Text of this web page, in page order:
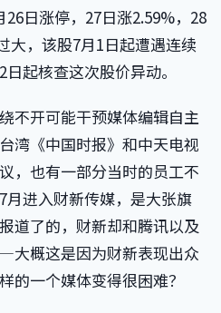
日涨停，27日涨2.59%，28
大，该股7月1日起遭遇连续
起核查这次股价异动。
不开可能干预媒体编辑自主
湾《中国时报》和中天电视
，也有一部分当时的员工不
进入财新传媒，是大张旗
道了的，财新却和腾讯以及
概这是因为财新表现出众
的一个媒体变得很困难？